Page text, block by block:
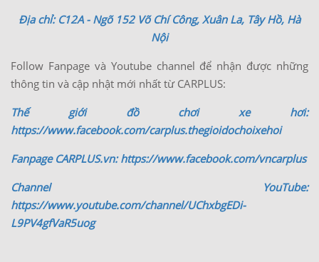
Địa chỉ: C12A - Ngõ 152 Võ Chí Công, Xuân La, Tây Hồ, Hà
Nội
Follow Fanpage và Youtube channel để nhận được những
thông tin và cập nhật mới nhất từ CARPLUS:
Thế giới đồ chơi xe hơi:
https://www.facebook.com/carplus.thegioidochoixehoi
Fanpage CARPLUS.vn: https://www.facebook.com/vncarplus
Channel YouTube:
https://www.youtube.com/channel/UChxbgEDi-
L9PV4gfVaR5uog